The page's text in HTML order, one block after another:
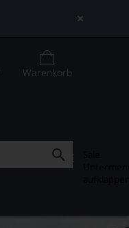
Warenkorb
SALE